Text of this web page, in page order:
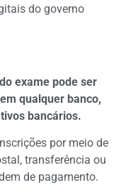
do governo
exame pode ser
qualquer banco,
bancários.
por meio de
transferência ou
de pagamento.